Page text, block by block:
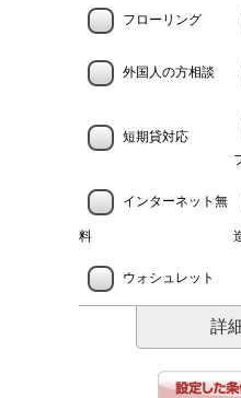
フローリング
外国人の方相談
短期貸対応
インターネット無
料
ウォシュレット